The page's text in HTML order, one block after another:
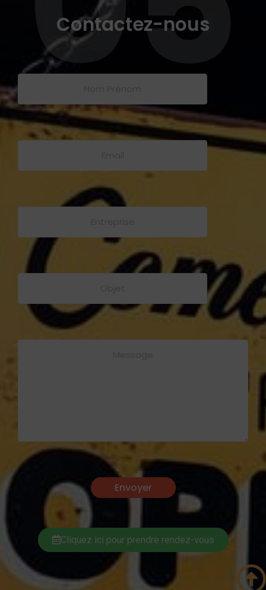
Contactez-nous
Envoyer
Cliquez ici pour prendre rendez-vous